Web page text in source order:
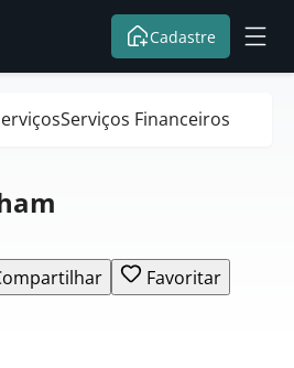
Cadastre
Serviços Financeiros
Favoritar